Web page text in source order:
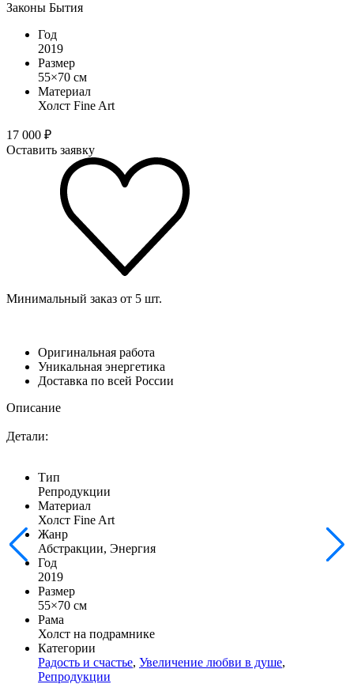
Законы Бытия
Год
2019
Размер
55×70 см
Материал
Холст Fine Art
17 000 ₽
Оставить заявку
Минимальный заказ от 5 шт.
Оригинальная работа
Уникальная энергетика
Доставка по всей России
Описание
Детали:
Тип
Репродукции
Материал
Холст Fine Art
Жанр
Абстракции, Энергия
Год
2019
Размер
55×70 см
Рама
Холст на подрамнике
Категории
Радость и счастье, Увеличение любви в душе,
Репродукции